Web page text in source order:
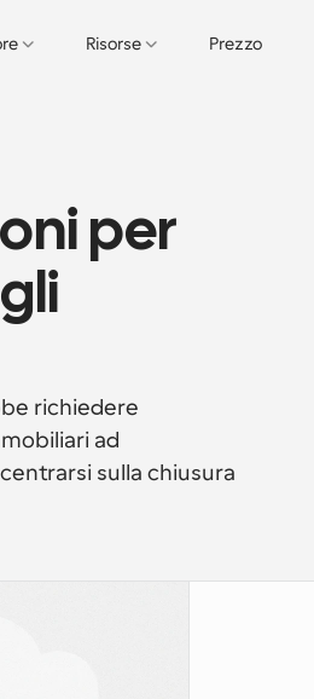
Risorse Prezzo
per
richiedere
ad
sulla chiusura